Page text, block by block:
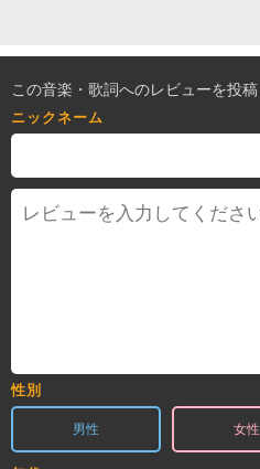
この音楽・歌詞へのレビューを投稿
ニックネーム
性別
男性 女性